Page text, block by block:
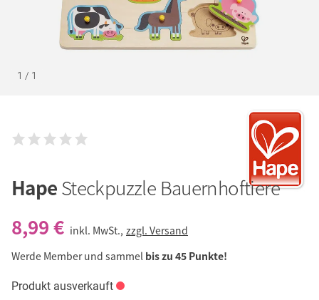
1 / 1
HapeSteckpuzzle Bauernhoftiere
8,99 € inkl. MwSt., zzgl. Versand
Werde Member und sammel bis zu 45 Punkte!
Produkt ausverkauft